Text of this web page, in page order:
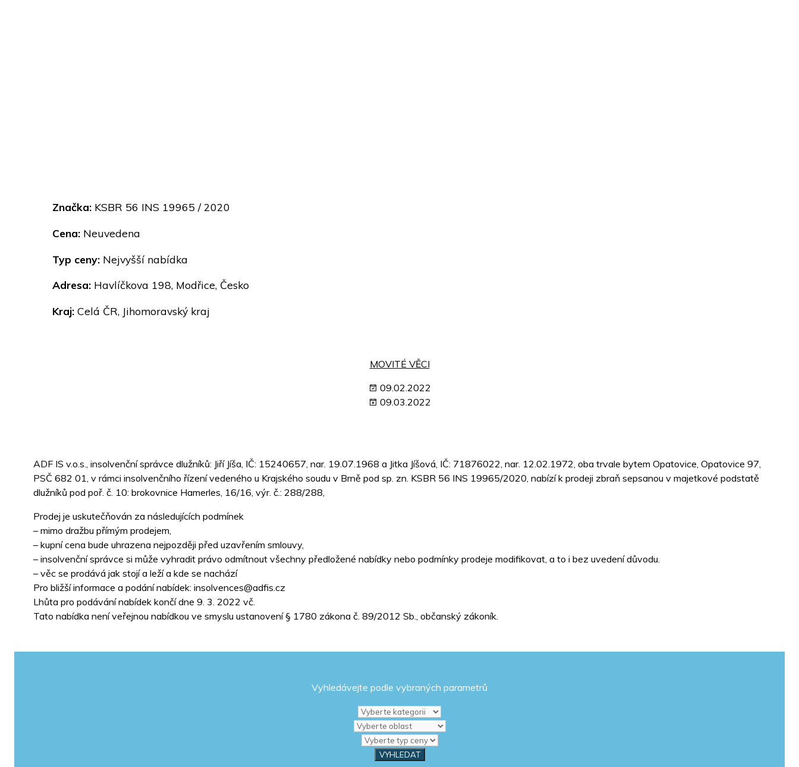
Značka: KSBR 56 INS 19965 / 2020
Cena: Neuvedena
Typ ceny: Nejvyšší nabídka
Adresa: Havlíčkova 198, Modřice, Česko
Kraj: Celá ČR, Jihomoravský kraj
MOVITÉ VĚCI
09.02.2022
09.03.2022
ADF IS v.o.s., insolvenční správce dlužníků: Jiří Jíša, IČ: 15240657, nar. 19.07.1968 a Jitka Jíšová, IČ: 71876022, nar. 12.02.1972, oba trvale bytem Opatovice, Opatovice 97,
PSČ 682 01, v rámci insolvenčního řízení vedeného u Krajského soudu v Brně pod sp. zn. KSBR 56 INS 19965/2020, nabízí k prodeji zbraň sepsanou v majetkové podstatě
dlužníků pod poř. č. 10: brokovnice Hamerles, 16/16, výr. č.: 288/288,
Prodej je uskutečňován za následujících podmínek
– mimo dražbu přímým prodejem,
– kupní cena bude uhrazena nejpozději před uzavřením smlouvy,
– insolvenční správce si může vyhradit právo odmítnout všechny předložené nabídky nebo podmínky prodeje modifikovat, a to i bez uvedení důvodu.
– věc se prodává jak stojí a leží a kde se nachází
Pro bližší informace a podání nabídek: insolvences@adfis.cz
Lhůta pro podávání nabídek končí dne 9. 3. 2022 vč.
Tato nabídka není veřejnou nabídkou ve smyslu ustanovení § 1780 zákona č. 89/2012 Sb., občanský zákoník.
Vyhledávejte podle vybraných parametrů